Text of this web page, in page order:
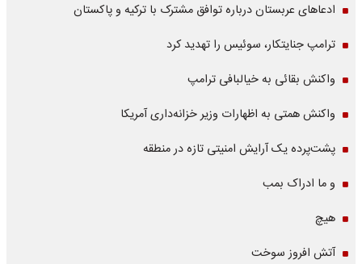
ادعاهای عربستان درباره توافق مشترک با ترکیه و پاکستان
ترامپ جنایتکار، سوئیس را تهدید کرد
واکنش بقائی به خیالبافی ترامپ
واکنش همتی به اظهارات وزیر خزانه‌داری آمریکا
پشت‌پرده یک آرایش امنیتی تازه در منطقه
و ما ادراک بمب
هیچ
آتش افروز سوخت